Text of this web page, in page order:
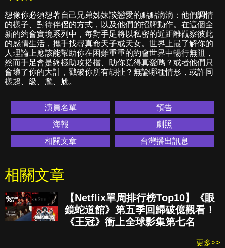
想像你必須想著自己兄弟姊妹談戀愛的點點滴滴：他們調情
的樣子、對待伴侶的方式，以及他們的招牌動作。在這個全
新的約會實境系列中，每對手足將以私密的近距離觀察彼此
的感情生活，攜手找尋真命天子或天女。世界上最了解你的
人理論上應該能幫助你在困難重重的約會世界中暢行無阻，
然而手足會是終極助攻搭檔、助你覓得真愛嗎？或者他們只
會壞了你的大計，戳破你所有胡扯？無論哪種情形，或許同
樣超、級、尷、尬。
演員名單
預告
海報
劇照
相關文章
台灣播出訊息
相關文章
【Netflix單周排行榜Top10】《眼
鏡蛇道館》第五季回歸破億觀看！
《王冠》衝上全球影集第七名
更多>>